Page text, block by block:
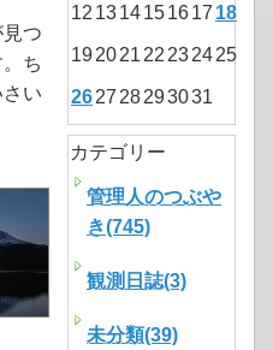
つ
ち
い
12 1314151617 18
192021 22 232425
2627 28293031
カテゴリー
管理人のつぶや
き(745)
観測日誌(3)
未分類(39)